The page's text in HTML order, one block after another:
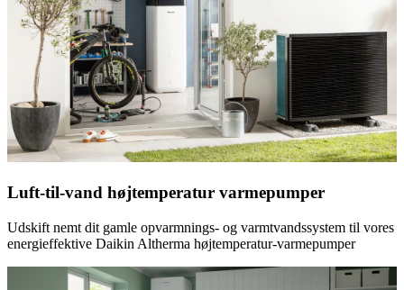
Luft-til-vand højtemperatur varmepumper
Udskift nemt dit gamle opvarmnings- og varmtvandssystem til vores
energieffektive Daikin Altherma højtemperatur-varmepumper